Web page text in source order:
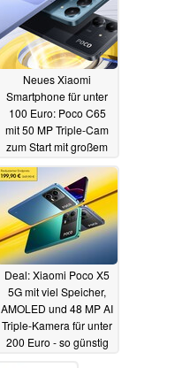
Neues Xiaomi
Smartphone für unter
100 Euro: Poco C65
mit 50 MP Triple-Cam
zum Start mit großem
Rabatt und
Geschenken20.11.2023
Deal: Xiaomi Poco X5
5G mit viel Speicher,
AMOLED und 48 MP AI
Triple-Kamera für unter
200 Euro - so günstig